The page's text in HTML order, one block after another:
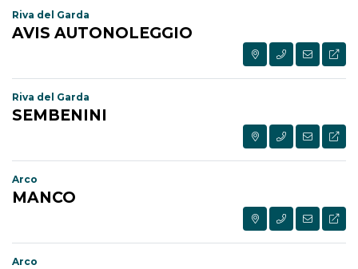
Riva del Garda
AVIS AUTONOLEGGIO
Riva del Garda
SEMBENINI
Arco
MANCO
Arco